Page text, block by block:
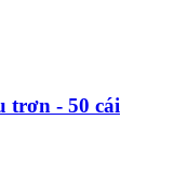
trơn - 50 cái